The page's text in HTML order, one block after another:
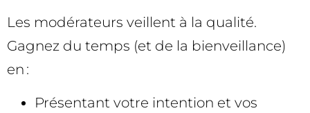
Les modérateurs veillent à la qualité.
Gagnez du temps (et de la bienveillance)
en :
Présentant votre intention et vos